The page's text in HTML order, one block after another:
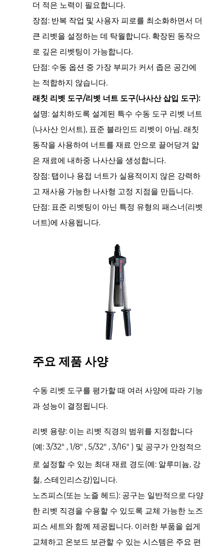
더 적은 노력이 필요합니다.
장점: 반복 작업 및 사용자 피로를 최소화하면서 더
큰 리벳을 설정하는 데 탁월합니다. 확장된 동작으
로 깊은 리벳팅이 가능합니다.
단점: 수동 옵션 중 가장 부피가 커서 좁은 공간에
는 적합하지 않습니다.
래칫 리벳 도구/리벳 너트 도구(나사산 삽입 도구):
설명: 설치하도록 설계된 특수 수동 도구 리벳 너트
(나사산 인서트), 표준 블라인드 리벳이 아님. 래칫
동작을 사용하여 너트를 재료 안으로 끌어당겨 얇
은 재료에 내하중 나사산을 생성합니다.
장점: 탭이나 용접 너트가 실용적이지 않은 강력하
고 재사용 가능한 나사형 고정 지점을 만듭니다.
단점: 표준 리벳팅이 아닌 특정 유형의 패스너(리벳
너트)에 사용됩니다.
주요 제품 사양
수동 리벳 도구를 평가할 때 여러 사양에 따라 기능
과 성능이 결정됩니다.
리벳 용량: 이는 리벳 직경의 범위를 지정합니다
(예:3/32" ,1/8" ,5/32" ,3/16") 및 공구가 안정적으
로 설정할 수 있는 최대 재료 경도(예: 알루미늄, 강
철, 스테인리스강)입니다.
노즈피스(또는 노즐 헤드): 공구는 일반적으로 다양
한 리벳 직경을 수용할 수 있도록 교체 가능한 노즈
피스 세트와 함께 제공됩니다. 이러한 부품을 쉽게
교체하고 온보드 보관할 수 있는 시스템은 주요 편